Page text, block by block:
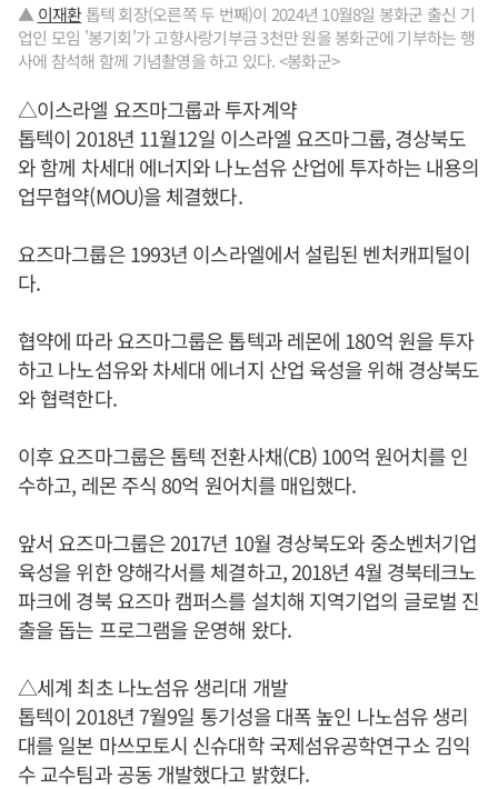
▲ 이재환톱텍 회장(오른쪽 두 번째)이 2024년 10월8일 봉화군 출신 기
업인 모임 '봉기회'가 고향사랑기부금 3천만 원을 봉화군에 기부하는 행
사에 참석해 함께 기념촬영을 하고 있다. <봉화군>
△이스라엘 요즈마그룹과 투자계약
톱텍이 2018년 11월12일 이스라엘 요즈마그룹, 경상북도
와 함께 차세대 에너지와 나노섬유 산업에 투자하는 내용의
업무협약(MOU)을 체결했다.
요즈마그룹은 1993년 이스라엘에서 설립된 벤처캐피털이
다.
협약에 따라 요즈마그룹은 톱텍과 레몬에 180억 원을 투자
하고 나노섬유와 차세대 에너지 산업 육성을 위해 경상북도
와 협력한다.
이후 요즈마그룹은 톱텍 전환사채(CB) 100억 원어치를 인
수하고, 레몬 주식 80억 원어치를 매입했다.
앞서 요즈마그룹은 2017년 10월 경상북도와 중소벤처기업
육성을 위한 양해각서를 체결하고, 2018년 4월 경북테크노
파크에 경북 요즈마 캠퍼스를 설치해 지역기업의 글로벌 진
출을 돕는 프로그램을 운영해 왔다.
△세계 최초 나노섬유 생리대 개발
톱텍이 2018년 7월9일 통기성을 대폭 높인 나노섬유 생리
대를 일본 마쓰모토시 신슈대학 국제섬유공학연구소 김익
수 교수팀과 공동 개발했다고 밝혔다.